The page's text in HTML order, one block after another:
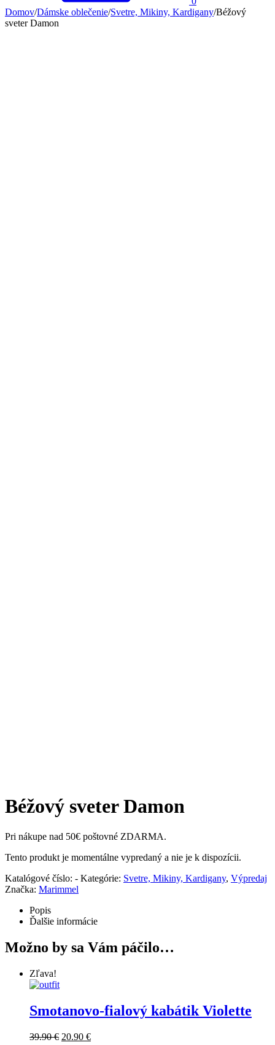
Domov/Dámske oblečenie/Svetre, Mikiny, Kardigany/Béžový
sveter Damon
Béžový sveter Damon
Pri nákupe nad 50€ poštovné ZDARMA.
Tento produkt je momentálne vypredaný a nie je k dispozícii.
Katalógové číslo: - Kategórie: Svetre, Mikiny, Kardigany, Výpredaj
Značka: Marimmel
Popis
Ďalšie informácie
Možno by sa Vám páčilo…
Zľava!
Smotanovo-fialový kabátik Violette
39.90€ 20.90 €